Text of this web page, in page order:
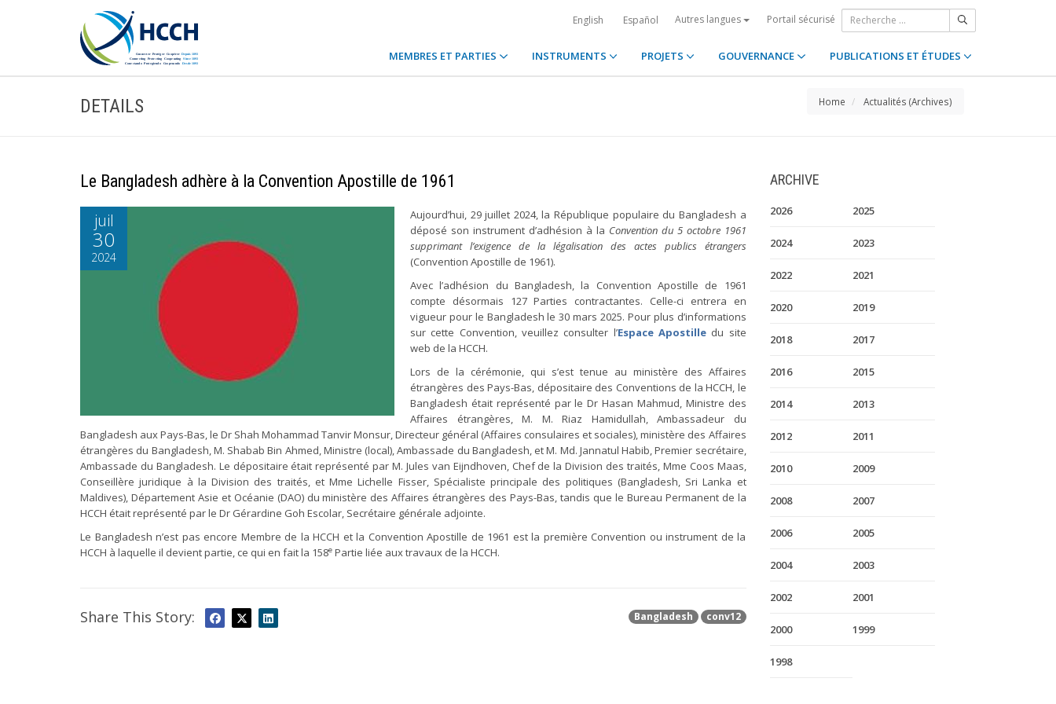
English Español Autres langues Portail sécurisé
MEMBRES ET PARTIES INSTRUMENTS PROJETS GOUVERNANCE PUBLICATIONS ET ÉTUDES
DETAILS Home Actualités (Archives)
Le Bangladesh adhère à la Convention Apostille de 1961
juil
30
2024
Aujourd’hui, 29 juillet 2024, la République populaire du Bangladesh a
déposé son instrument d’adhésion à la Convention du 5 octobre 1961
supprimant l’exigence de la légalisation des actes publics étrangers
(Convention Apostille de 1961).
Avec l’adhésion du Bangladesh, la Convention Apostille de 1961
compte désormais 127 Parties contractantes. Celle-ci entrera en
vigueur pour le Bangladesh le 30 mars 2025. Pour plus d’informations
sur cette Convention, veuillez consulter l’Espace Apostilledu site
web de la HCCH.
Lors de la cérémonie, qui s’est tenue au ministère des Affaires
étrangères des Pays-Bas, dépositaire des Conventions de la HCCH, le
Bangladesh était représenté par le Dr Hasan Mahmud, Ministre des
Affaires étrangères, M. M. Riaz Hamidullah, Ambassadeur du
Bangladesh aux Pays-Bas, le Dr Shah Mohammad Tanvir Monsur, Directeur général (Affaires consulaires et sociales), ministère des Affaires
étrangères du Bangladesh, M. Shabab Bin Ahmed, Ministre (local), Ambassade du Bangladesh, et M. Md. Jannatul Habib, Premier secrétaire,
Ambassade du Bangladesh. Le dépositaire était représenté par M. Jules van Eijndhoven, Chef de la Division des traités, Mme Coos Maas,
Conseillère juridique à la Division des traités, et Mme Lichelle Fisser, Spécialiste principale des politiques (Bangladesh, Sri Lanka et
Maldives), Département Asie et Océanie (DAO) du ministère des Affaires étrangères des Pays-Bas, tandis que le Bureau Permanent de la
HCCH était représenté par le Dr Gérardine Goh Escolar, Secrétaire générale adjointe.
Le Bangladesh n’est pas encore Membre de la HCCH et la Convention Apostille de 1961 est la première Convention ou instrument de la
HCCH à laquelle il devient partie, ce qui en fait la 158e Partie liée aux travaux de la HCCH.
Bangladesh conv12
Share This Story:
ARCHIVE
2026 2025
2024 2023
2022 2021
2020 2019
2018 2017
2016 2015
2014 2013
2012 2011
2010 2009
2008 2007
2006 2005
2004 2003
2002 2001
2000 1999
1998